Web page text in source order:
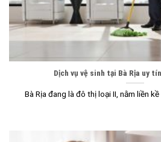
Dịch vụ vệ sinh tại Bà Rịa uy
Bà Rịa đang là đô thị loại II, nằm liền